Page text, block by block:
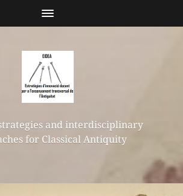
and interdisciplinary
for Classical Antiquity